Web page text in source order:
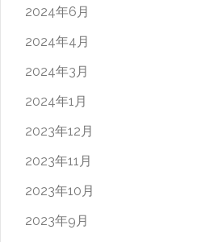
2024年6月
2024年4月
2024年3月
2024年1月
2023年12月
2023年11月
2023年10月
2023年9月